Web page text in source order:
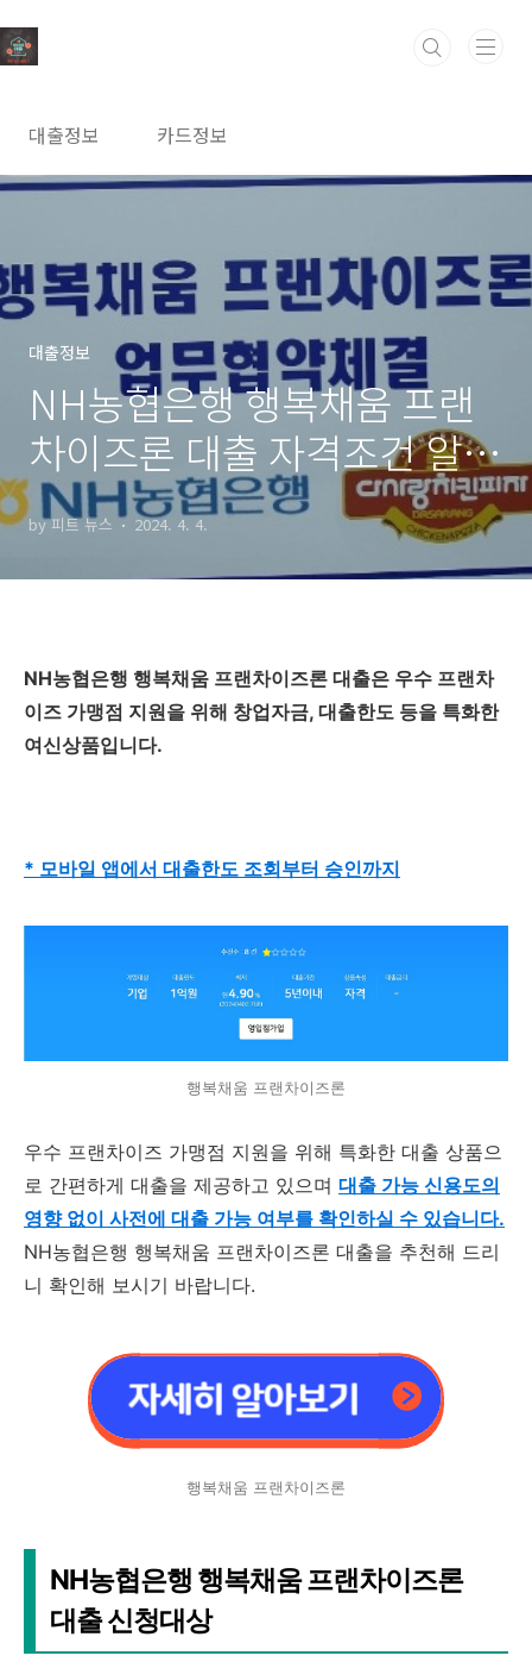
대출정보 카드정보
대출정보
NH농협은행 행복채움 프랜
차이즈론 대출 자격조건 알아
보고 신청하기(최고 1억원까
지)
by 피트 뉴스 2024. 4. 4.
NH농협은행 행복채움 프랜차이즈론 대출은 우수 프랜차
이즈 가맹점 지원을 위해 창업자금, 대출한도 등을 특화한
여신상품입니다.
* 모바일 앱에서 대출한도 조회부터 승인까지
행복채움 프랜차이즈론
우수 프랜차이즈 가맹점 지원을 위해 특화한 대출 상품으
로 간편하게 대출을 제공하고 있으며 대출 가능 신용도의
영향 없이 사전에 대출 가능 여부를 확인하실 수 있습니다.
NH농협은행 행복채움 프랜차이즈론 대출을 추천해 드리
니 확인해 보시기 바랍니다.
행복채움 프랜차이즈론
NH농협은행 행복채움 프랜차이즈론
대출 신청대상